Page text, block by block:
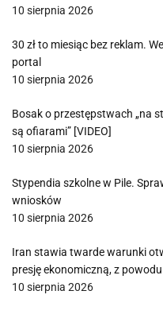
10 sierpnia 2026
30 zł to miesiąc bez reklam.
portal
10 sierpnia 2026
Bosak o przestępstwach „na
są ofiarami” [VIDEO]
10 sierpnia 2026
Stypendia szkolne w Pile.
wniosków
10 sierpnia 2026
Iran stawia twarde warunki
presję ekonomiczną, z
10 sierpnia 2026